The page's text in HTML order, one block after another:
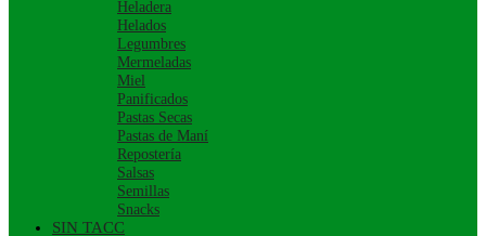
Heladera
Helados
Legumbres
Mermeladas
Miel
Panificados
Pastas Secas
Pastas de Maní
Repostería
Salsas
Semillas
Snacks
SIN TACC